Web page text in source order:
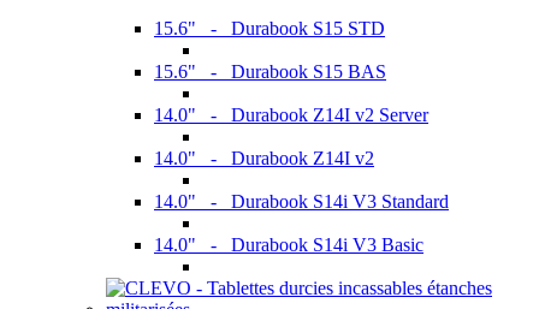
15.6" - Durabook S15 STD
15.6" - Durabook S15 BAS
14.0" - Durabook Z14I v2 Server
14.0" - Durabook Z14I v2
14.0" - Durabook S14i V3 Standard
14.0" - Durabook S14i V3 Basic